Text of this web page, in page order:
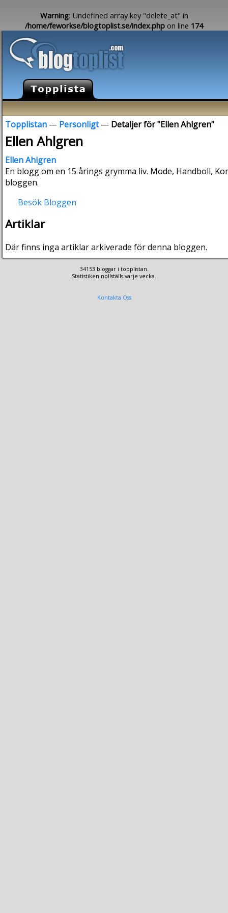
Warning: Undefined array key "delete_at" in
/home/feworkse/blogtoplist.se/index.php on line 174
Topplistan — Personligt— Detaljer för "Ellen Ahlgren"
Ellen Ahlgren
Ellen Ahlgren
En blogg om en 15 årings grymma liv. Mode, Handboll,
bloggen.
Besök Bloggen
Artiklar
Där finns inga artiklar arkiverade för denna bloggen.
34153 bloggar i topplistan.
Statistiken nollställs varje vecka.
Kontakta Oss